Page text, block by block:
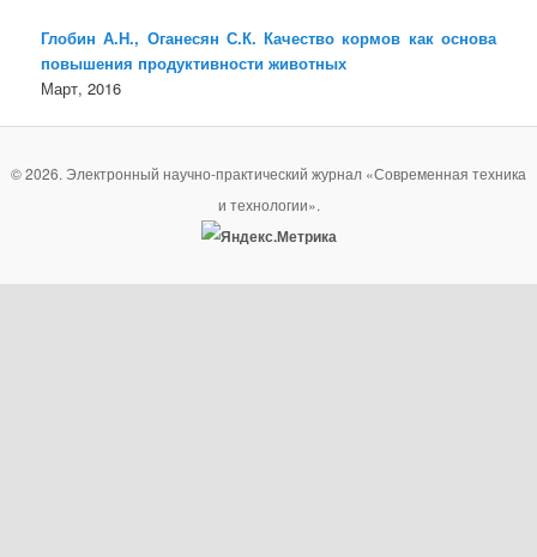
Глобин А.Н., Оганесян С.К. Качество кормов как основа
повышения продуктивности животных
Март, 2016
© 2026. Электронный научно-практический журнал «Современная техника
и технологии».